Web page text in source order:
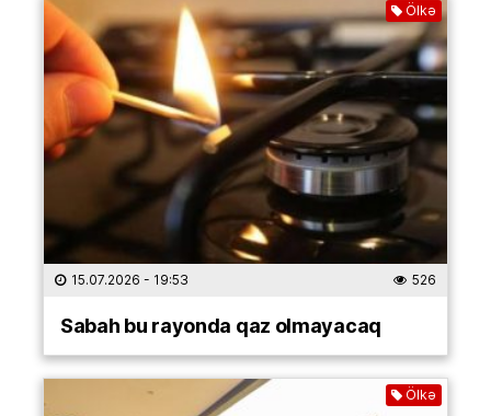
Ölkə
15.07.2026 - 19:53 526
Sabah bu rayonda qaz olmayacaq
Ölkə